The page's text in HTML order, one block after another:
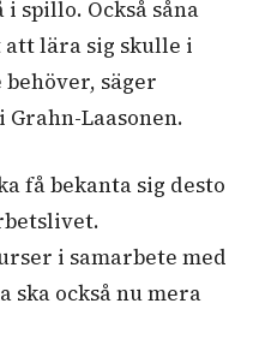
spillo. Också såna
lära sig skulle i
säger
Laasonen.
få bekanta sig desto
i samarbete med
ska också nu mera